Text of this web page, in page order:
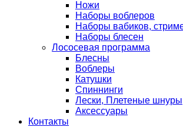
Ножи
Наборы воблеров
Наборы вабиков,
Наборы блесен
Лососевая программа
Блесны
Воблеры
Катушки
Спиннинги
Лески, Плетеные шнуры
Аксессуары
Контакты